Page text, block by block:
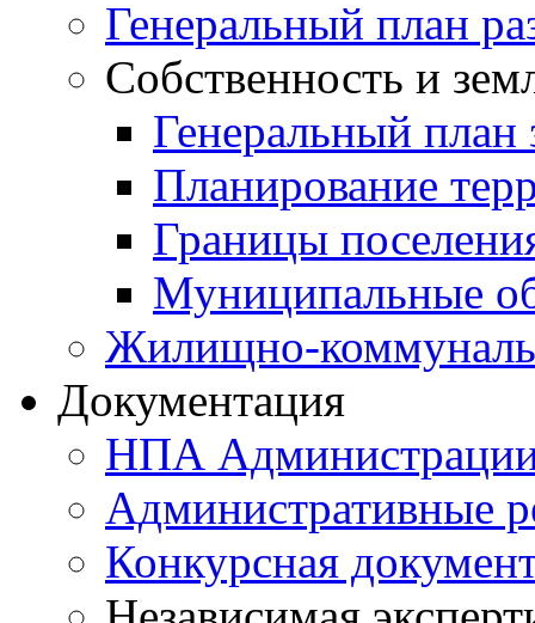
Генеральный план
Собственность и
Генеральный план
Планирование
Границы
Муниципальные
Жилищно-
Документация
НПА
Административные
Конкурсная